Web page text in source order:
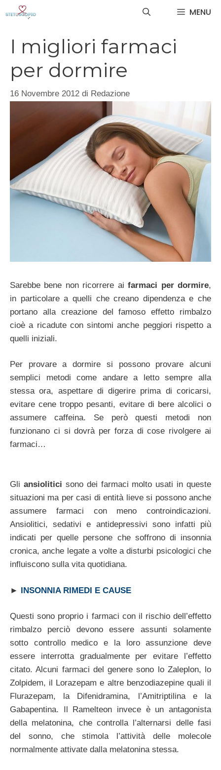
MENU
I migliori farmaci
per dormire
16 Novembre 2012 di Redazione
Sarebbe bene non ricorrere aifarmaci per dormire,
in particolare a quelli che creano dipendenza e che
portano alla creazione del famoso effetto rimbalzo
cioè a ricadute con sintomi anche peggiori rispetto a
quelli iniziali.
Per provare a dormire si possono provare alcuni
semplici metodi come andare a letto sempre alla
stessa ora, aspettare di digerire prima di coricarsi,
evitare cene troppo pesanti, evitare di bere alcolici o
assumere caffeina. Se però questi metodi non
funzionano ci si dovrà per forza di cose rivolgere ai
farmaci…
Gli ansiolitici sono dei farmaci molto usati in queste
situazioni ma per casi di entità lieve si possono anche
assumere farmaci con meno controindicazioni.
Ansiolitici, sedativi e antidepressivi sono infatti più
indicati per quelle persone che soffrono di insonnia
cronica, anche legate a volte a disturbi psicologici che
influiscono sulla vita quotidiana.
► INSONNIA RIMEDI E CAUSE
Questi sono proprio i farmaci con il rischio dell’effetto
rimbalzo perciò devono essere assunti solamente
sotto controllo medico e la loro assunzione deve
essere interrotta gradualmente per evitare l’effetto
citato. Alcuni farmaci del genere sono lo Zaleplon, lo
Zolpidem, il Lorazepam e altre benzodiazepine quali il
Flurazepam, la Difenidramina, l’Amitriptilina e la
Gabapentina. Il Ramelteon invece è un antagonista
della melatonina, che controlla l’alternarsi delle fasi
del sonno, che stimola l’attività delle molecole
normalmente attivate dalla melatonina stessa.